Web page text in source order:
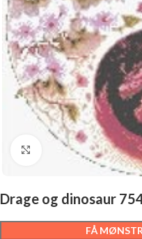
Click to enlarge
Drage og dinosaur
FÅ